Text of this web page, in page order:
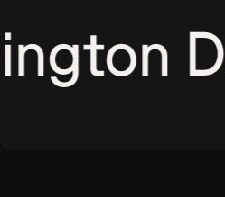
D.C.